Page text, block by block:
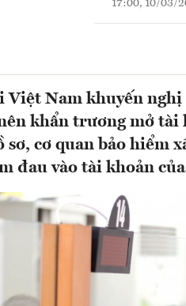
17:00, 10/03/
Việt Nam khuyến
khẩn trương mở
sơ, cơ quan bảo hiểm
đau vào tài khoản